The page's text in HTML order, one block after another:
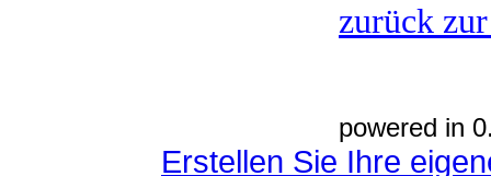
zurück
powered in
Erstellen Sie Ihre